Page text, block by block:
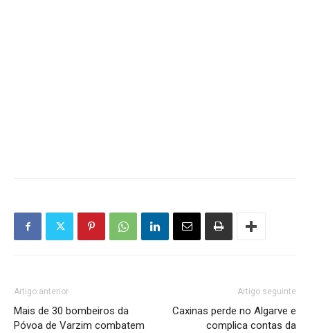
Artigo anterior
Mais de 30 bombeiros da
Póvoa de Varzim combatem
Artigo seguinte
Caxinas perde no Algarve e
complica contas da